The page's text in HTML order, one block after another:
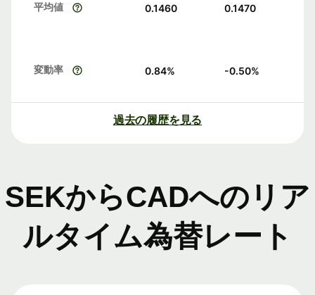
平均値 0.1460 0.1470
変動率 0.84% -0.50%
過去の履歴を見る
SEKからCADへのリア
ルタイム為替レート